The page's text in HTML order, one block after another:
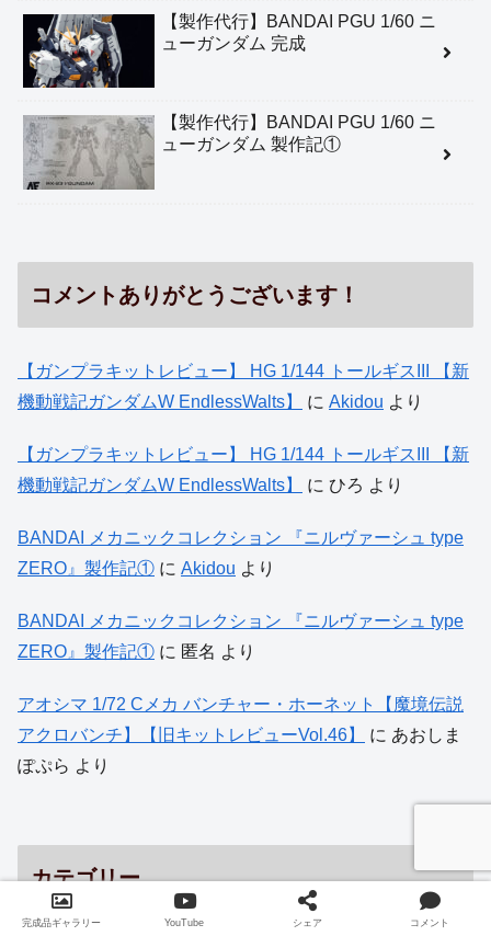
【製作代行】BANDAI PGU 1/60 ニ
ューガンダム 完成
【製作代行】BANDAI PGU 1/60 ニ
ューガンダム 製作記①
コメントありがとうございます！
【ガンプラキットレビュー】 HG 1/144 トールギスIII 【新
機動戦記ガンダムW EndlessWalts】
に Akidou より
【ガンプラキットレビュー】 HG 1/144 トールギスIII 【新
機動戦記ガンダムW EndlessWalts】
に ひろ より
BANDAI メカニックコレクション 『ニルヴァーシュ type
ZERO』製作記① に Akidou より
BANDAI メカニックコレクション 『ニルヴァーシュ type
ZERO』製作記① に 匿名 より
アオシマ 1/72 Cメカ バンチャー・ホーネット【魔境伝説
アクロバンチ】【旧キットレビューVol.46】
に あおしま
ぽぷら より
カテゴリー
完成品ギャラリー YouTube シェア コメント